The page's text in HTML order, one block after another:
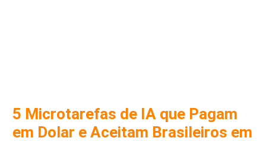
5 Microtarefas de IA que Pagam
em Dolar e Aceitam Brasileiros em